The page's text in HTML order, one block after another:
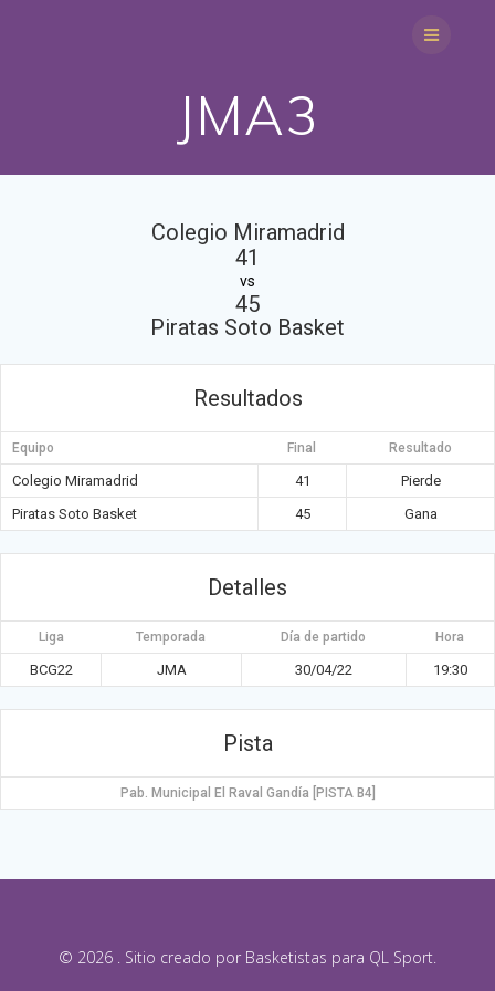
JMA3
Colegio Miramadrid
41
vs
45
Piratas Soto Basket
Resultados
Equipo Final Resultado
Colegio Miramadrid 41
Pierde
Piratas Soto Basket
45 Gana
Detalles
Liga Temporada Día de partido Hora
BCG22 JMA 30/04/22 19:30
Pista
Pab. Municipal El Raval Gandía [PISTA B4]
© 2026 . Sitio creado por Basketistas para QL Sport.